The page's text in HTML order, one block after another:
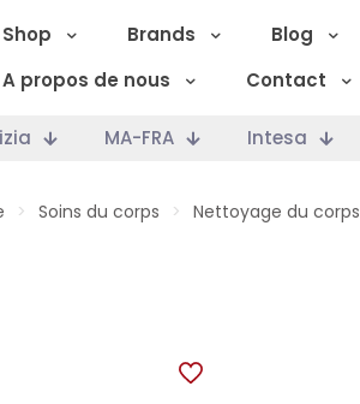
Shop Brands
Blog
A propos de nous
Contact
MA-FRA Intesa
> Soins du corps > Nettoyage du corps